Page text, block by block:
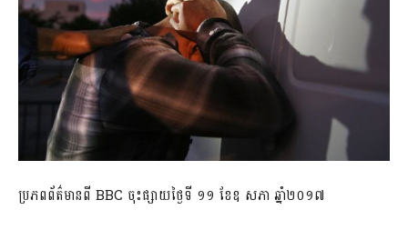
ប្រភពព័ត៌មានពី BBC ចុះផ្សាយថ្ងៃទី ១១ ខែឧ សភា ឆ្នាំ២០១៧